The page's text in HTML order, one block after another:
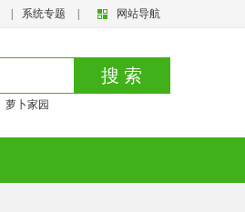
网站导航
系统专题
搜 索
萝卜家园